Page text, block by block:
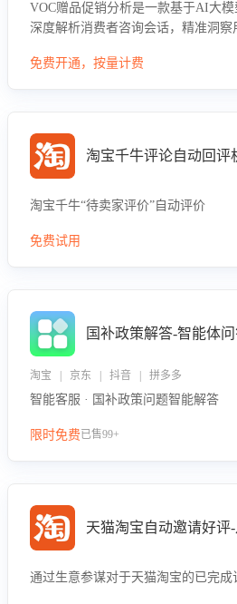
VOC赠品促销分析是一款基于AI大
深度解析消费者咨询会话，精准洞
求，帮助企业制定个性化赠品组合策
免费开通，按量计费
淘宝千牛评论自动回评
淘宝千牛“待卖家评价”自动评价
免费试用
国补政策解答-智能体
淘宝 | 京东 | 抖音 | 拼多多
智能客服 · 国补政策问题智能解答
限时免费已售99+
天猫淘宝自动邀请好评
通过生意参谋对于天猫淘宝的已完